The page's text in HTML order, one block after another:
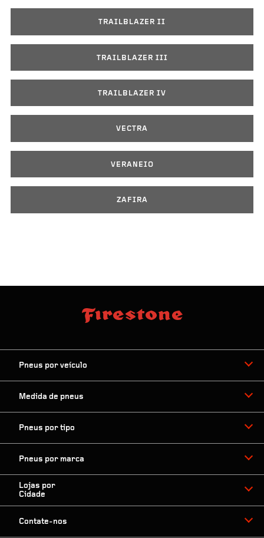
TRAILBLAZER II
TRAILBLAZER III
TRAILBLAZER IV
VECTRA
VERANEIO
ZAFIRA
Pneus por veículo
Medida de pneus
Pneus por tipo
Pneus por marca
Lojas por
Cidade
Contate-nos